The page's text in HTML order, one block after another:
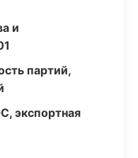
и
партий,
экспортная